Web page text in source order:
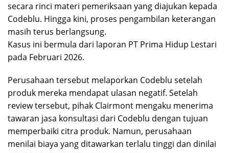
secara rinci materi pemeriksaan yang diajukan kepada
Codeblu. Hingga kini, proses pengambilan keterangan
masih terus berlangsung.
Kasus ini bermula dari laporan PT Prima Hidup Lestari
pada Februari 2026.
Perusahaan tersebut melaporkan Codeblu setelah
produk mereka mendapat ulasan negatif. Setelah
review tersebut, pihak Clairmont mengaku menerima
tawaran jasa konsultasi dari Codeblu dengan tujuan
memperbaiki citra produk. Namun, perusahaan
menilai biaya yang ditawarkan terlalu tinggi dan dinilai